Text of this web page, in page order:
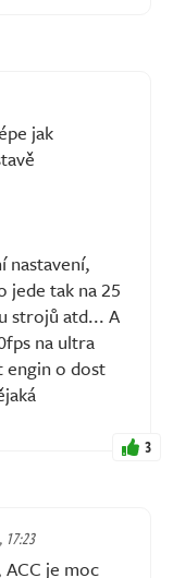
jak
nastavení,
jede tak na 25
strojů atd... A
na ultra
engin o dost
3
17:23
ACC je moc